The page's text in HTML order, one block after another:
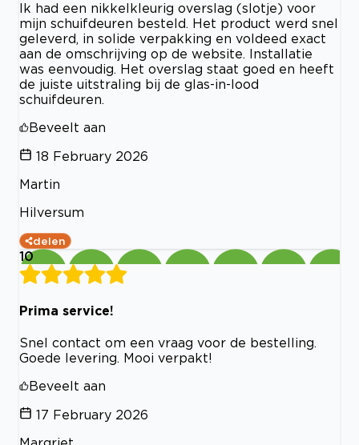
Ik had een nikkelkleurig overslag (slotje) voor
mijn schuifdeuren besteld. Het product werd snel
geleverd, in solide verpakking en voldeed exact
aan de omschrijving op de website. Installatie
was eenvoudig. Het overslag staat goed en heeft
de juiste uitstraling bij de glas-in-lood
schuifdeuren.
Beveelt aan
18 February 2026
Martin
Hilversum
delen
10
Prima service!
Snel contact om een vraag voor de bestelling.
Goede levering. Mooi verpakt!
Beveelt aan
17 February 2026